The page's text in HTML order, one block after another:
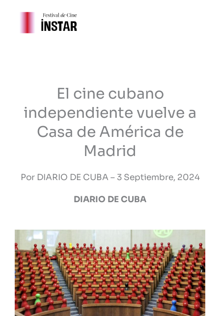
contenido
El cine cubano
independiente vuelve a
Casa de América de
Madrid
Por DIARIO DE CUBA – 3 Septiembre, 2024
DIARIO DE CUBA